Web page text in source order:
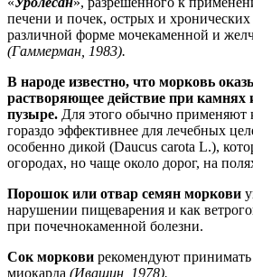
печени и почек, острых и хронических
различной форме мочекаменной и
(Гаммерман, 1983).
В народе известно, что морковь
растворяющее действие при камнях
пузыре. Для этого обычно применяют
гораздо эффективнее для лечебных
особенно дикой (Daucus carota L.),
огородах, но чаще около дорог, на
Порошок или отвар семян моркови
нарушении пищеварения и как
при почечнокаменной болезни.
Сок моркови рекомендуют
миокарда (Ивашин, 1978).